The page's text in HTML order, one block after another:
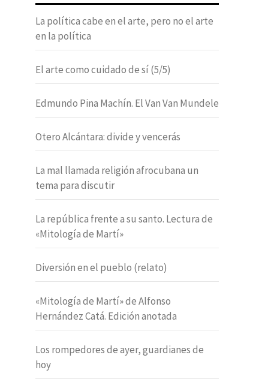
La política cabe en el arte, pero no el arte
en la política
El arte como cuidado de sí (5/5)
Edmundo Pina Machín. El Van Van Mundele
Otero Alcántara: divide y vencerás
La mal llamada religión afrocubana un
tema para discutir
La república frente a su santo. Lectura de
«Mitología de Martí»
Diversión en el pueblo (relato)
«Mitología de Martí» de Alfonso
Hernández Catá. Edición anotada
Los rompedores de ayer, guardianes de
hoy